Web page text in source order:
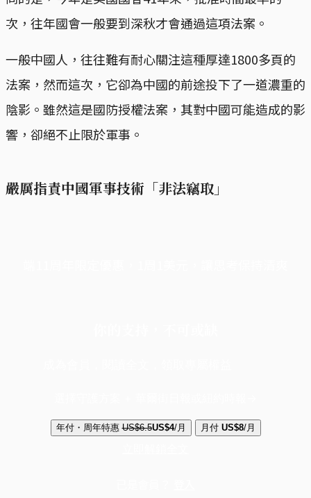
次，往年國會一般要到深秋才會通過這項法案。
一般中國人，往往難有耐心關注這種厚達1800多頁的
法案，然而這次，它卻為中國的前途投下了一道濃重的
陰影。雖然這是國防授權法案，其對中國可能造成的影
響，卻絕不止限於軍事。
嚴厲指責中國軍事技術「非法竊取」
年付・周年特惠 US$6.5US$4/月 月付 US$8/月